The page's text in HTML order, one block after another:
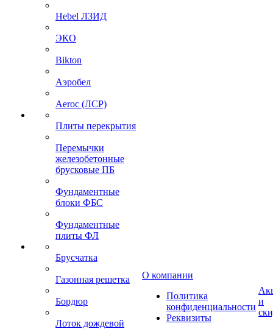
Hebel ЛЗИД
ЭКО
Bikton
Аэробел
Aeroc (ЛСР)
Плиты перекрытия
Перемычки
железобетонные
брусковые ПБ
Фундаментные
блоки ФБС
Фундаментные
плиты ФЛ
Брусчатка
Газонная решетка
Бордюр
Лоток дождевой
О компании
Политика
конфиденциальности
Реквизиты
и